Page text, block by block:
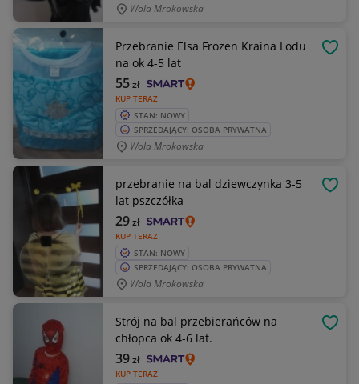
Wola Mrokowska
Przebranie Elsa Frozen Kraina Lodu
na ok 4-5 lat
KUP TERAZ
55zł
STAN: NOWY
SPRZEDAJĄCY: OSOBA PRYWATNA
Wola Mrokowska
przebranie na bal dziewczynka 3-5
lat pszczółka
KUP TERAZ
29zł
STAN: NOWY
SPRZEDAJĄCY: OSOBA PRYWATNA
Wola Mrokowska
Strój na bal przebierańców na
chłopca ok 4-6 lat.
KUP TERAZ
39zł